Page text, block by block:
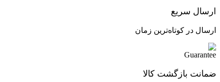
ارسال سریع
ارسال در کوتاه‌ترین زمان
ضمانت بازگشت کالا